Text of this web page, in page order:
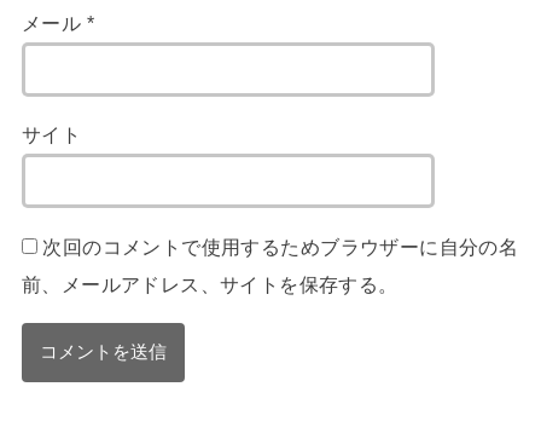
メール *
サイト
次回のコメントで使用するためブラウザーに自分の名
前、メールアドレス、サイトを保存する。